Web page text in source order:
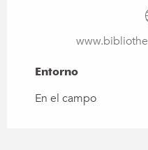
Entorno
Entorno
En el campo